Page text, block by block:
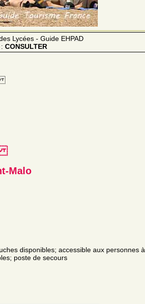
Lycées - Guide EHPAD
CONSULTER
Malo
disponibles; accessible aux personnes à
poste de secours